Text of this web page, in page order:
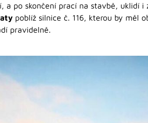
a po skončení prací na stavbě, uklidí i
poblíž silnice č. 116, kterou by měl
pravidelně.